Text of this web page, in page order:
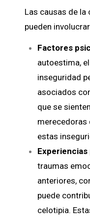
Las causas de
pueden
Factores
autoestima,
inseguridad
asociados
que se
merecedoras
estas
Experiencias
traumas
anteriores,
puede
celotipia.